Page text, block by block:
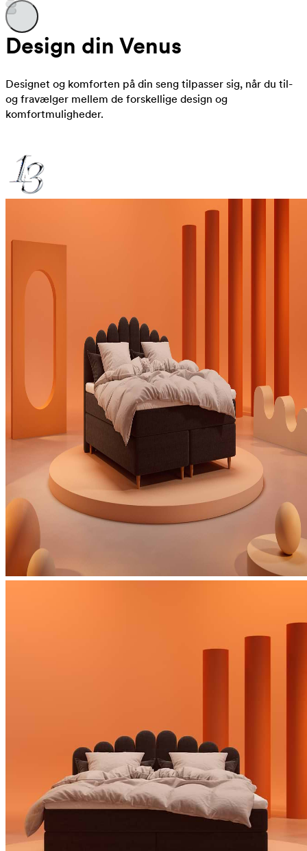
Design din Venus
Designet og komforten på din seng tilpasser sig, når du til-
og fravælger mellem de forskellige design og
komfortmuligheder.